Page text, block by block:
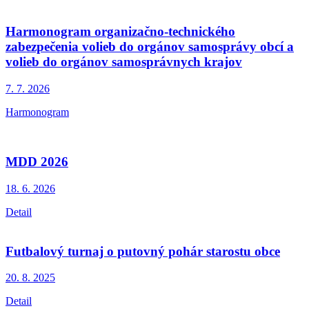
Harmonogram organizačno-technického
zabezpečenia volieb do orgánov samosprávy obcí a
volieb do orgánov samosprávnych krajov
7. 7. 2026
Harmonogram
MDD 2026
18. 6. 2026
Detail
Futbalový turnaj o putovný pohár starostu obce
20. 8. 2025
Detail